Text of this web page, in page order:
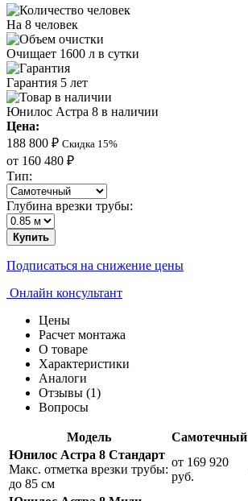
На 8 человек
Очищает 1600 л в сутки
Гарантия 5 лет
Юнилос Астра 8 в наличии
Цена:
188 800 ₽ Скидка 15%
от 160 480 ₽
Тип:
Глубина врезки трубы:
Купить
Подписаться на снижение цены
Онлайн консультант
Цены
Расчет монтажа
О товаре
Характеристики
Аналоги
Отзывы (1)
Вопросы
Модель Самотечный
Юнилос Астра 8 Стандарт
Макс. отметка врезки трубы:
до 85 см
от 169 920
руб.